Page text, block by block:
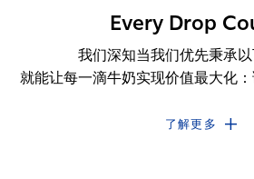
Every Drop
我们深知当我们优先秉承以
就能让每一滴牛奶实现价值最大化：
了解更多